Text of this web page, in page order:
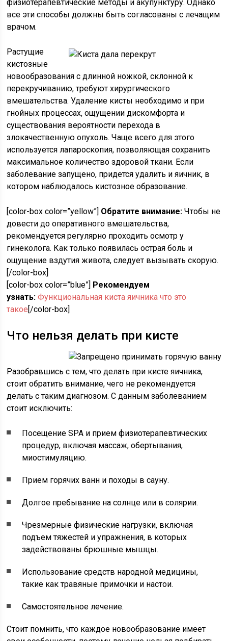
физиотерапевтические методы и акупунктуру. Однако
все эти способы должны быть согласованы с лечащим
врачом.
Растущие
кистозные
новообразования с длинной ножкой, склонной к
перекручиванию, требуют хирургического
вмешательства. Удаление кисты необходимо и при
гнойных процессах, ощущении дискомфорта и
существования вероятности перехода в
злокачественную опухоль. Чаще всего для этого
используется лапароскопия, позволяющая сохранить
максимальное количество здоровой ткани. Если
заболевание запущено, придется удалить и яичник, в
котором наблюдалось кистозное образование.
[color-box color=”yellow”] Обратите внимание: Чтобы не
довести до оперативного вмешательства,
рекомендуется регулярно проходить осмотр у
гинеколога. Как только появилась острая боль и
ощущение вздутия живота, следует вызывать скорую.
[/color-box]
[color-box color=”blue”] Рекомендуем
узнать: Функциональная киста яичника что это
такое [/color-box]
Что нельзя делать при кисте
Разобравшись с тем, что делать при кисте яичника,
стоит обратить внимание, чего не рекомендуется
делать с таким диагнозом. С данным заболеванием
стоит исключить:
Посещение SPA и прием физиотерапевтических
процедур, включая массаж, обертывания,
миостимуляцию.
Прием горячих ванн и походы в сауну.
Долгое пребывание на солнце или в солярии.
Чрезмерные физические нагрузки, включая
подъем тяжестей и упражнения, в которых
задействованы брюшные мышцы.
Использование средств народной медицины,
такие как травяные примочки и настои.
Самостоятельное лечение.
Стоит помнить, что каждое новообразование имеет